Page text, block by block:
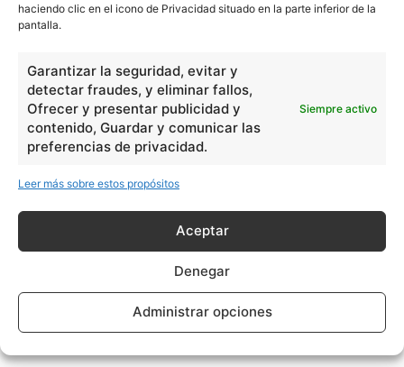
haciendo clic en el icono de Privacidad situado en la parte inferior de la
pantalla.
Garantizar la seguridad, evitar y
detectar fraudes, y eliminar fallos,
Ofrecer y presentar publicidad y
contenido, Guardar y comunicar las
preferencias de privacidad.
Siempre activo
Leer más sobre estos propósitos
Aceptar
Denegar
Administrar opciones